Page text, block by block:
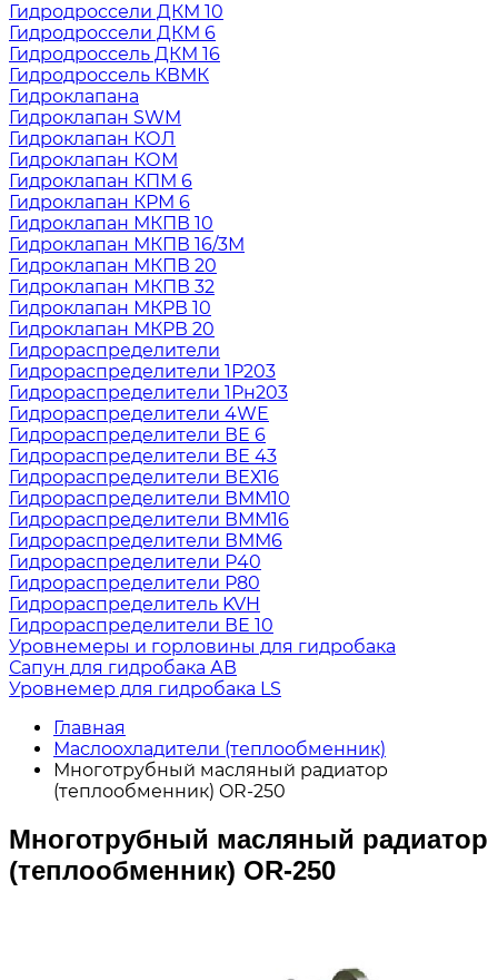
Гидродроссели ДКМ 10
Гидродроссели ДКМ 6
Гидродроссель ДКМ 16
Гидродроссель КВМК
Гидроклапана
Гидроклапан SWM
Гидроклапан КОЛ
Гидроклапан КОМ
Гидроклапан КПМ 6
Гидроклапан КРМ 6
Гидроклапан МКПВ 10
Гидроклапан МКПВ 16/3М
Гидроклапан МКПВ 20
Гидроклапан МКПВ 32
Гидроклапан МКРВ 10
Гидроклапан МКРВ 20
Гидрораспределители
Гидрораспределители 1Р203
Гидрораспределители 1Рн203
Гидрораспределители 4WE
Гидрораспределители ВЕ 6
Гидрораспределители ВЕ 43
Гидрораспределители ВЕХ16
Гидрораспределители ВММ10
Гидрораспределители ВММ16
Гидрораспределители ВММ6
Гидрораспределители Р40
Гидрораспределители Р80
Гидрораспределитель KVH
Гидрораспределители ВЕ 10
Уровнемеры и горловины для гидробака
Сапун для гидробака АВ
Уровнемер для гидробака LS
Главная
Маслоохладители (теплообменник)
Многотрубный масляный радиатор
(теплообменник) OR-250
Многотрубный масляный радиатор
(теплообменник) OR-250